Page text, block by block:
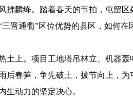
麟绛。踏着春天的节拍，屯留区
通衢”区位优势的县区，如何在
上。项目工地塔吊林立、机器轰
后春笋，争先破土，拔节向上，
生动力的坚定决心。